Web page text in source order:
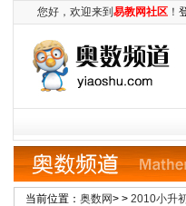
您好，欢迎来到 易教网社区 ！
当前位置： 奥数网> > 2010小升